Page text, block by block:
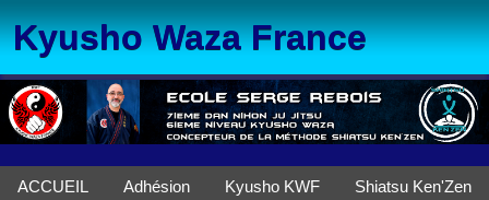
Kyusho Waza France
ACCUEIL Adhésion Kyusho KWF Shiatsu Ken'Zen